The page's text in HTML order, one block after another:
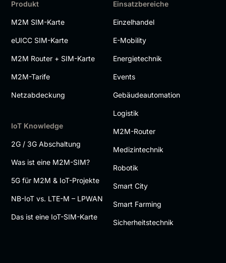
Produkt
M2M SIM-Karte
eUICC SIM-Karte
M2M Router + SIM-Karte
M2M-Tarife
Netzabdeckung
IoT Knowledge
2G / 3G Abschaltung
Was ist eine M2M-SIM?
5G für M2M & IoT-Projekte
NB-IoT vs. LTE-M – LPWAN
Das ist eine IoT-SIM-Karte
Einsatzbereiche
Einzelhandel
E-Mobility
Energietechnik
Events
Gebäudeautomation
Logistik
M2M-Router
Medizintechnik
Robotik
Smart City
Smart Farming
Sicherheitstechnik